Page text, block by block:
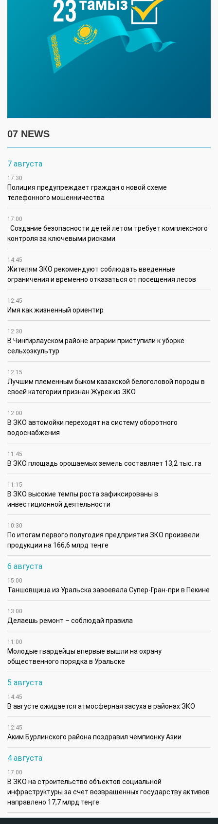
07 NEWS
7 августа
17:30
Полиция предупреждает граждан о новой схеме
телефонного мошенничества
17:00
Создание безопасности детей летом требует комплексного
контроля за ключевыми рисками
14:45
Жителям ЗКО рекомендуют соблюдать введенные
ограничения и временно отказаться от посещения лесов
12:45
Имя как жизненный ориентир
12:30
В Чингирлауском районе аграрии приступили к уборке
сельхозкультур
12:15
Лучшим племенным быком казахской белоголовой породы в
своей категории признан Жүрек из ЗКО
12:00
В ЗКО автомойки переходят на систему оборотного
водоснабжения
11:45
В ЗКО площадь орошаемых земель составляет 13,2 тыс. га
11:15
В ЗКО высокие темпы роста зафиксированы в
инвестиционной деятельности
10:30
По итогам первого полугодия предприятия ЗКО произвели
продукции на 166,6 млрд теңге
6 августа
15:00
Таншовщица из Уральска завоевала Супер-Гран-при в Пекине
13:00
Делаешь ремонт – соблюдай правила
11:00
Молодые гвардейцы впервые вышли на охрану
общественного порядка в Уральске
5 августа
14:45
В августе ожидается атмосферная засуха в районах ЗКО
12:45
Аким Бурлинского района поздравил чемпионку Азии
4 августа
17:00
В ЗКО на строительство объектов социальной
инфраструктуры за счет возвращенных государству активов
направлено 17,7 млрд теңге